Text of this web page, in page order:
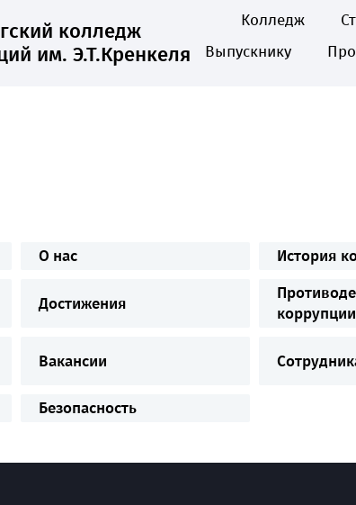
колледж
им. Э.Т.Кренкеля
Колледж
Выпускнику
О нас История
Достижения
коррупции
Вакансии
Безопасность